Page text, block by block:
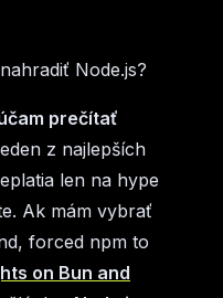
Node.js?
prečítať
z najlepších
len na hype
Ak mám vybrať
forced npm to
on Bun and